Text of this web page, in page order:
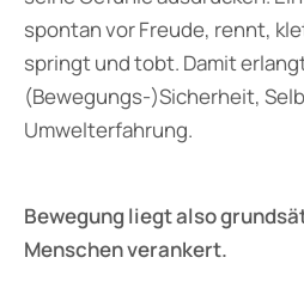
spontan vor Freude, rennt,
springt und tobt. Damit
(Bewegungs-)Sicherheit,
Umwelterfahrung.
Bewegung liegt also
Menschen verankert.